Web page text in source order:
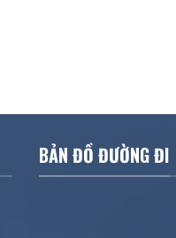
BẢN ĐỒ ĐƯỜNG ĐI